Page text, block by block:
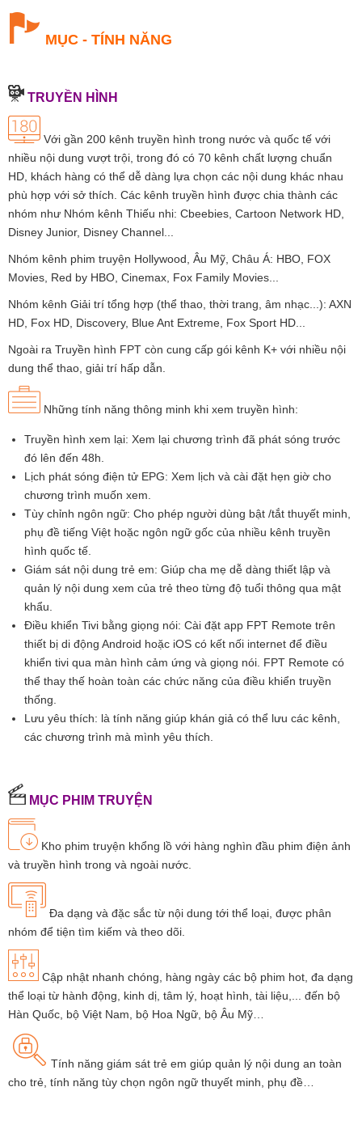
MỤC - TÍNH NĂNG
TRUYỀN HÌNH
Với gần 200 kênh truyền hình trong nước và quốc tế với
nhiều nội dung vượt trội, trong đó có 70 kênh chất lượng chuẩn
HD, khách hàng có thể dễ dàng lựa chọn các nội dung khác nhau
phù hợp với sở thích. Các kênh truyền hình được chia thành các
nhóm như Nhóm kênh Thiếu nhi: Cbeebies, Cartoon Network HD,
Disney Junior, Disney Channel...
Nhóm kênh phim truyện Hollywood, Âu Mỹ, Châu Á: HBO, FOX
Movies, Red by HBO, Cinemax, Fox Family Movies...
Nhóm kênh Giải trí tổng hợp (thể thao, thời trang, âm nhạc...): AXN
HD, Fox HD, Discovery, Blue Ant Extreme, Fox Sport HD...
Ngoài ra Truyền hình FPT còn cung cấp gói kênh K+ với nhiều nội
dung thể thao, giải trí hấp dẫn.
Những tính năng thông minh khi xem truyền hình:
Truyền hình xem lại: Xem lại chương trình đã phát sóng trước
đó lên đến 48h.
Lịch phát sóng điện tử EPG: Xem lịch và cài đặt hẹn giờ cho
chương trình muốn xem.
Tùy chỉnh ngôn ngữ: Cho phép người dùng bật /tắt thuyết minh,
phụ đề tiếng Việt hoặc ngôn ngữ gốc của nhiều kênh truyền
hình quốc tế.
Giám sát nội dung trẻ em: Giúp cha mẹ dễ dàng thiết lập và
quản lý nội dung xem của trẻ theo từng độ tuổi thông qua mật
khẩu.
Điều khiển Tivi bằng giọng nói: Cài đặt app FPT Remote trên
thiết bị di động Android hoặc iOS có kết nối internet để điều
khiển tivi qua màn hình cảm ứng và giọng nói. FPT Remote có
thể thay thế hoàn toàn các chức năng của điều khiển truyền
thống.
Lưu yêu thích: là tính năng giúp khán giả có thể lưu các kênh,
các chương trình mà mình yêu thích.
MỤC PHIM TRUYỆN
Kho phim truyện khổng lồ với hàng nghìn đầu phim điện ảnh
và truyền hình trong và ngoài nước.
Đa dạng và đặc sắc từ nội dung tới thể loại, được phân
nhóm để tiện tìm kiếm và theo dõi.
Cập nhật nhanh chóng, hàng ngày các bộ phim hot, đa dạng
thể loại từ hành động, kinh dị, tâm lý, hoạt hình, tài liệu,... đến bộ
Hàn Quốc, bộ Việt Nam, bộ Hoa Ngữ, bộ Âu Mỹ…
Tính năng giám sát trẻ em giúp quản lý nội dung an toàn
cho trẻ, tính năng tùy chọn ngôn ngữ thuyết minh, phụ đề…